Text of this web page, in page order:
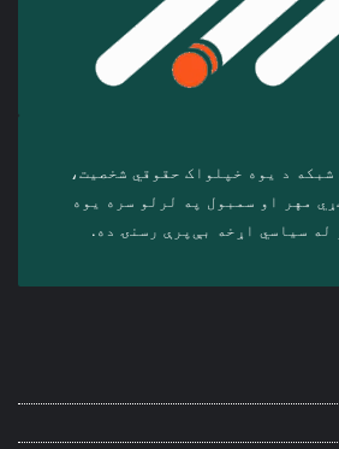
سفیر ټلوېزیوني شبکه د‎ یوه خپلواک حقوقي شخصیت،
اساس‌پاڼې، ځانګړي مهر او سمبول په لرلو سره ‎یوه